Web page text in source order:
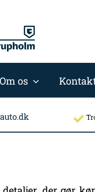
Om os